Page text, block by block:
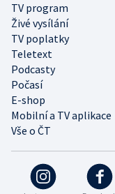
TV program
Živé vysílání
TV poplatky
Teletext
Podcasty
Počasí
E-shop
Mobilní a TV aplikace
Vše o ČT